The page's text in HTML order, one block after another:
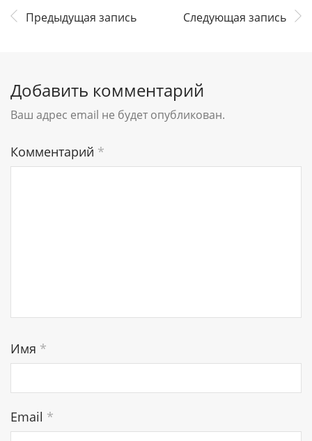
Предыдущая запись Следующая запись
Добавить комментарий
Ваш адрес email не будет опубликован.
Комментарий *
Имя *
Email *